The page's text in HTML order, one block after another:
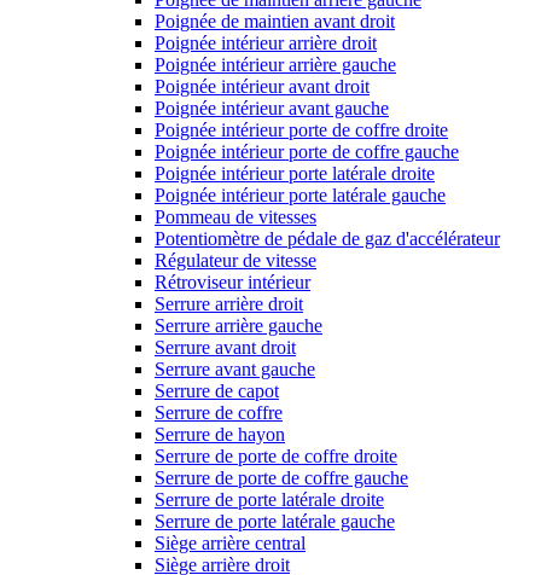
Poignée de maintien avant droit
Poignée intérieur arrière droit
Poignée intérieur arrière gauche
Poignée intérieur avant droit
Poignée intérieur avant gauche
Poignée intérieur porte de coffre droite
Poignée intérieur porte de coffre gauche
Poignée intérieur porte latérale droite
Poignée intérieur porte latérale gauche
Pommeau de vitesses
Potentiomètre de pédale de gaz d'accélérateur
Régulateur de vitesse
Rétroviseur intérieur
Serrure arrière droit
Serrure arrière gauche
Serrure avant droit
Serrure avant gauche
Serrure de capot
Serrure de coffre
Serrure de hayon
Serrure de porte de coffre droite
Serrure de porte de coffre gauche
Serrure de porte latérale droite
Serrure de porte latérale gauche
Siège arrière central
Siège arrière droit